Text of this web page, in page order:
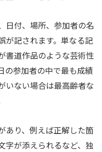
日付、場所、参加者の名
が記されます。単なる記
書道作品のような芸術性
の参加者の中で最も成績
いない場合は最高齢者な
あり、例えば正解した箇
字が添えられるなど、独